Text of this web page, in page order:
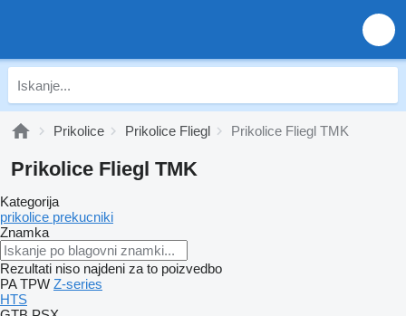
Prikolice Prikolice Fliegl Prikolice Fliegl TMK
Prikolice Fliegl TMK
Kategorija
prikolice prekucniki
Znamka
Rezultati niso najdeni za to poizvedbo
PA TPW Z-series
HTS